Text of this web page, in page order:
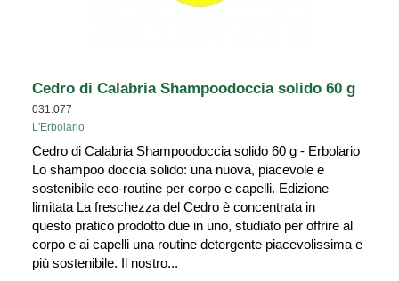
Cedro di Calabria Shampoodoccia solido 60 g
031.077
L'Erbolario
Cedro di Calabria Shampoodoccia solido 60 g - Erbolario
Lo shampoo doccia solido: una nuova, piacevole e
sostenibile eco-routine per corpo e capelli. Edizione
limitata La freschezza del Cedro è concentrata in
questo pratico prodotto due in uno, studiato per offrire al
corpo e ai capelli una routine detergente piacevolissima e
più sostenibile. Il nostro...